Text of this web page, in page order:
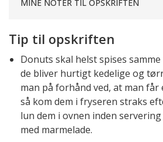
MINE NOTER TIL OPSKRIFTEN
Tip til opskriften
Donuts skal helst spises
de bliver hurtigt kedelige og
man på forhånd ved, at man får
så kom dem i fryseren straks
lun dem i ovnen inden
med marmelade.